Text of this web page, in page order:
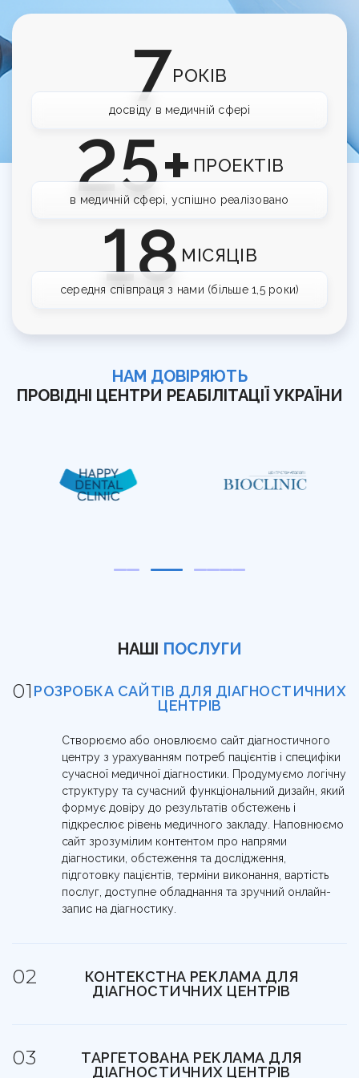
Команда
Кому ми допомагаємо
Навчання сервісу в клініці
Калькулятор LTV пацієнта
Гайд з медичного GEO
UTM-генератор
SEO-перевірка сайту клініки
Статті
Контакти
7РОКІВ
досвіду в медичній сфері
25+ПРОЕКТІВ
в медичній сфері, успішно реалізовано
18МІСЯЦІВ
середня співпраця з нами (більше 1,5 роки)
НАМ ДОВІРЯЮТЬ
ПРОВІДНІ ЦЕНТРИ РЕАБІЛІТАЦІЇ УКРАЇНИ
НАШІ ПОСЛУГИ
РОЗРОБКА САЙТІВ ДЛЯ ДІАГНОСТИЧНИХ
ЦЕНТРІВ
Створюємо або оновлюємо сайт діагностичного
центру з урахуванням потреб пацієнтів і специфіки
сучасної медичної діагностики. Продумуємо логічну
структуру та сучасний функціональний дизайн, який
формує довіру до результатів обстежень і
підкреслює рівень медичного закладу. Наповнюємо
сайт зрозумілим контентом про напрями
діагностики, обстеження та дослідження,
підготовку пацієнтів, терміни виконання, вартість
послуг, доступне обладнання та зручний онлайн-
запис на діагностику.
КОНТЕКСТНА РЕКЛАМА ДЛЯ
ДІАГНОСТИЧНИХ ЦЕНТРІВ
реклама показується саме в момент пошуку
ТАРГЕТОВАНА РЕКЛАМА ДЛЯ
ДІАГНОСТИЧНИХ ЦЕНТРІВ